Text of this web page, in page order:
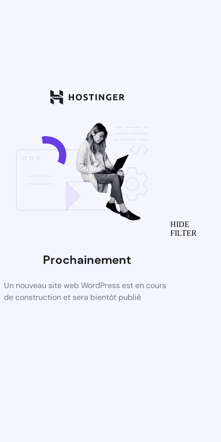
Prochainement
Un nouveau site web WordPress est en cours
de construction et sera bientôt publié
HIDE
FILTER